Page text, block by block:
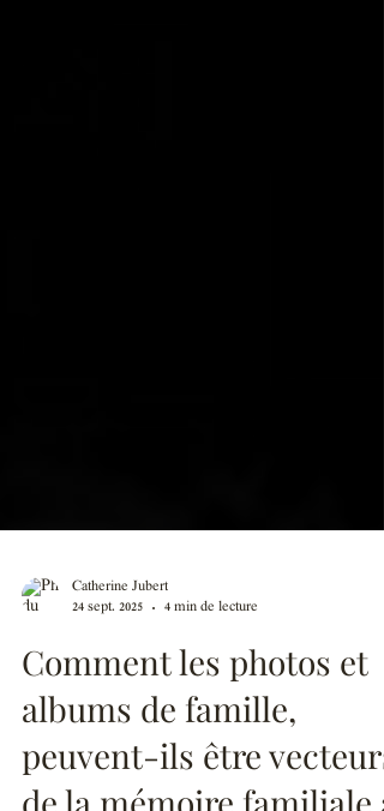
Catherine Jubert
4 min de lecture
Comment les photos et
albums de famille,